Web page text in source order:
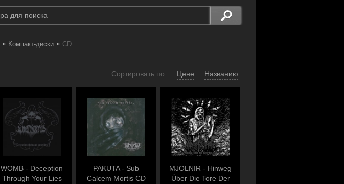
» Компакт-диски » CD
Названию
Цене
Сортировать по:
WOMB - Deception
Through Your Lies
PAKUTA - Sub
Calcem Mortis CD
MJOLNIR - Hinweg
Über Die Tore Der